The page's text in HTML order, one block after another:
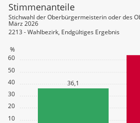
10
20
30
40
50
60
%
36,1
Stimmenanteile
Stichwahl der Oberbürgermeisterin oder des
März 2026
2213 - Wahlbezirk, Endgültiges Ergebnis